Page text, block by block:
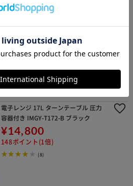
短ブースト機能 IMB-F2202-W ホワイ
¥22,500
225ポイント(1倍)
電子レンジ 17L ターンテーブル 圧力
容器付き IMGY-T172-B ブラック
¥14,800
148ポイント(1倍)
(8)